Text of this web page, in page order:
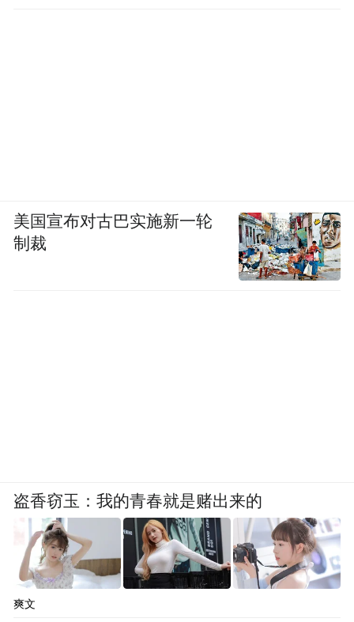
美国宣布对古巴实施新一轮
制裁
盗香窃玉：我的青春就是赌出来的
爽文